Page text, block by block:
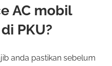
AC mobil
PKU?
anda pastikan sebelum